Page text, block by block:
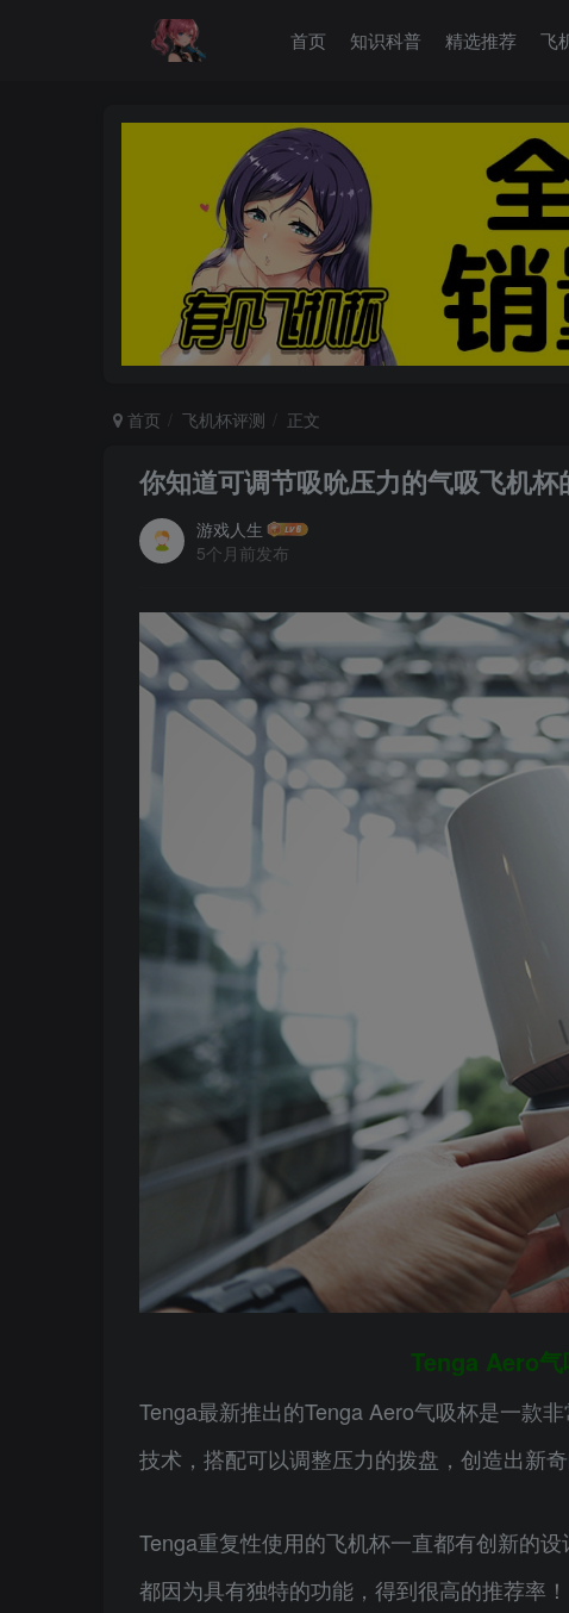
首页 知识科普 精选推荐 飞
首页 飞机杯评测 正文
你知道可调节吸吮压力的气吸飞机杯
游戏人生
5个月前发布
Tenga Aero
Tenga最新推出的Tenga Aero气吸杯是一款
技术，搭配可以调整压力的拨盘，创造出新奇
Tenga重复性使用的飞机杯一直都有创新的
都因为具有独特的功能，得到很高的推荐率！